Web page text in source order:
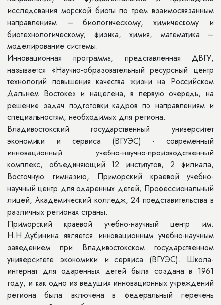
исследования морской биоты по трем взаимосвязанным
направлениям – биологическому, химическому и
биотехнологическому; физика, химия, математика –
моделирование системы.
Инновационная программа, представленная ДВГУ,
называется «Научно-образовательный ресурсный центр
технологий повышения качества жизни на Российском
Дальнем Востоке» и нацелена, в первую очередь, на
решение задач подготовки кадров по направлениям и
специальностям, необходимых для региона.
Владивостокский государственный университет
экономики и сервиса (ВГУЭС) - современный
инновационный учебно-научно-производственный
комплекс, объединяющий 12 институтов, 2 филиала,
Восточную гимназию, Приморский краевой учебно-
научный центр для одаренных детей, Профессиональный
лицей, Академический колледж, 24 представительства в
различных регионах страны.
Приморский краевой учебно-научный центр им.
Н.Н.Дубинина является инновационным учебно-научным
заведением при Владивостокском государственном
университете экономики и сервиса (ВГУЭС). Школа-
интернат для одаренных детей была создана в 1961
году, и как одно из ведущих инновационных учреждений
региона была включена в федеральный перечень